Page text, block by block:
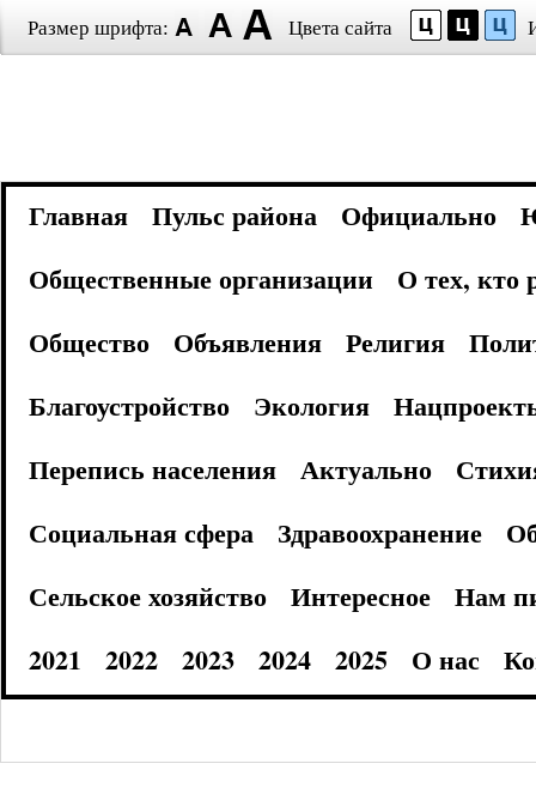
Размер шрифта: Цвета сайта
Главная Пульс района Официально
Общественные организации
О тех, кто
Общество
Объявления Религия
Благоустройство
Экология
Перепись населения
Актуально
Социальная сфера
Здравоохранение
Сельское хозяйство
Интересное
Нам
2021
2022 2023 2024 2025 О нас